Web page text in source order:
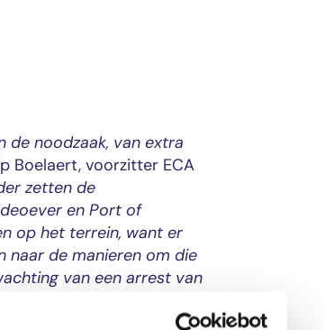
de noodzaak, van extra
Boelaert, voorzitter ECA
zetten de
en Port of
op het terrein, want er
naar de manieren om die
van een arrest van